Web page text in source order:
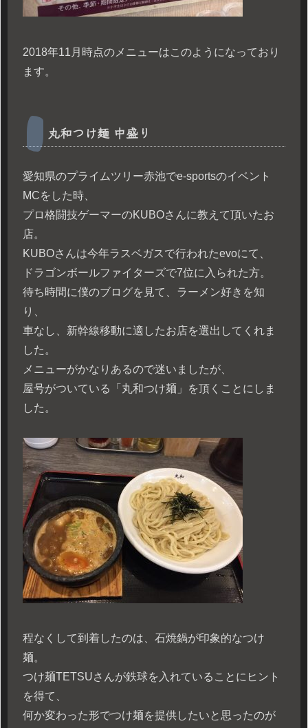
2018年11月時点のメニューはこのようになっており
ます。
丸和つけ麺 中盛り
愛知県のプライムツリー赤池でe-sportsのイベント
MCをした時、
プロ格闘技ゲーマーのKUBOさんに教えて頂いたお
店。
KUBOさんは今年ラスベガスで行われたevoにて、
ドラゴンボールファイターズで7位に入られた方。
待ち時間に僕のブログを見て、ラーメン好きを知
り、
車なし、新幹線移動に適したお店を選出してくれま
した。
メニューがかなりあるので迷いましたが、
屋号がついている「丸和つけ麺」を頂くことにしま
した。
程なくして到着したのは、石焼鍋が印象的なつけ
麺。
つけ麺TETSUさんが鉄球を入れていることにヒント
を得て、
何か変わった形でつけ麺を提供したいと思ったのが